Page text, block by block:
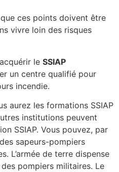
que ces points doivent être
vivre loin des risques
le SSIAP
un centre qualifié pour
incendie.
aurez les formations SSIAP
institutions peuvent
SSIAP. Vous pouvez, par
sapeurs-pompiers
L’armée de terre dispense
pompiers militaires. Le